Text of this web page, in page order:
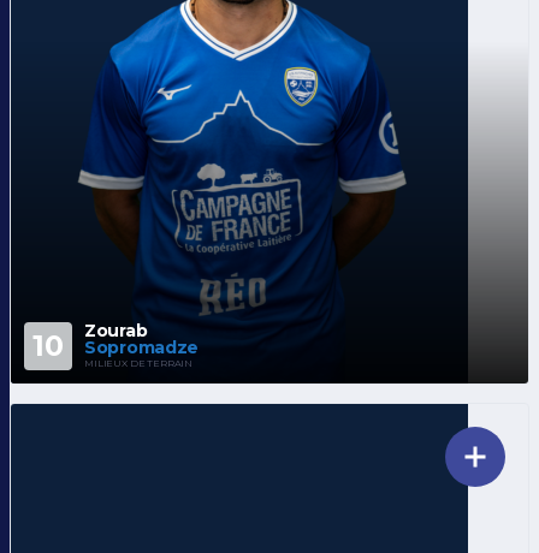
10 Zourab
Sopromadze
MILIEUX DE TERRAIN